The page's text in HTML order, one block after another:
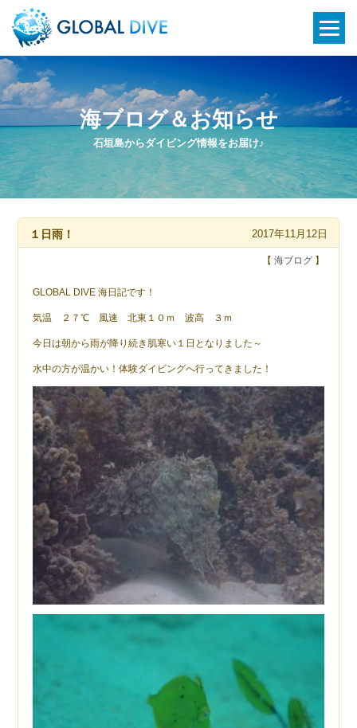
石垣島からダイビング情報をお届け♪
海ブログ＆お知らせ
１日雨！ 2017年11月12日
【 海ブログ】
GLOBAL DIVE 海日記です！
気温 ２７℃ 風速 北東１０ｍ 波高 ３ｍ
今日は朝から雨が降り続き肌寒い１日となりました～
水中の方が温かい！体験ダイビングへ行ってきました！